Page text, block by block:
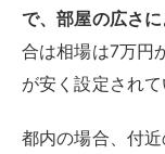
で、部屋の広さ
合は相場は7万円
が安く設定されて
都内の場合、付